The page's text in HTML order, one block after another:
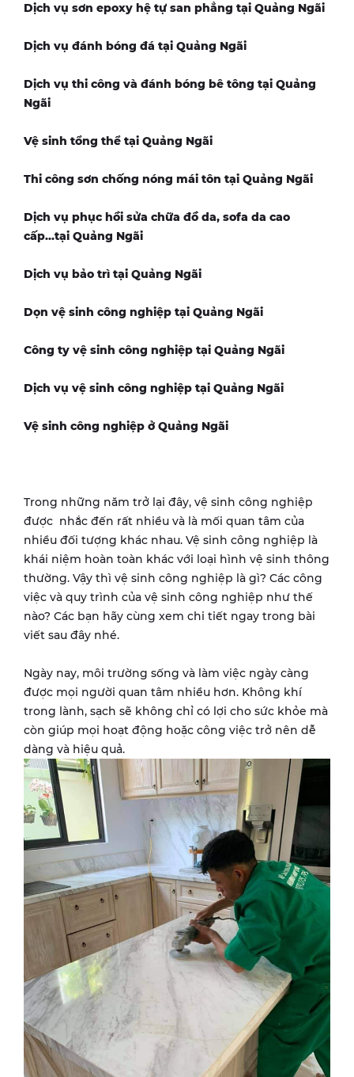
Dịch vụ sơn epoxy hệ tự san phẳng tại Quảng Ngãi
Dịch vụ đánh bóng đá tại Quảng Ngãi
Dịch vụ thi công và đánh bóng bê tông tại Quảng
Ngãi
Vệ sinh tổng thể tại Quảng Ngãi
Thi công sơn chống nóng mái tôn tại Quảng Ngãi
Dịch vụ phục hồi sửa chữa đồ da, sofa da cao
cấp...tại Quảng Ngãi
Dịch vụ bảo trì tại Quảng Ngãi
Dọn vệ sinh công nghiệp tại Quảng Ngãi
Công ty vệ sinh công nghiệp tại Quảng Ngãi
Dịch vụ vệ sinh công nghiệp tại Quảng Ngãi
Vệ sinh công nghiệp ở Quảng Ngãi
Trong những năm trở lại đây, vệ sinh công nghiệp
được nhắc đến rất nhiều và là mối quan tâm của
nhiều đối tượng khác nhau. Vệ sinh công nghiệp là
khái niệm hoàn toàn khác với loại hình vệ sinh thông
thường. Vậy thì vệ sinh công nghiệp là gì? Các công
việc và quy trình của vệ sinh công nghiệp như thế
nào? Các bạn hãy cùng xem chi tiết ngay trong bài
viết sau đây nhé.
Ngày nay, môi trường sống và làm việc ngày càng
được mọi người quan tâm nhiều hơn. Không khí
trong lành, sạch sẽ không chỉ có lợi cho sức khỏe mà
còn giúp mọi hoạt động hoặc công việc trở nên dễ
dàng và hiệu quả.